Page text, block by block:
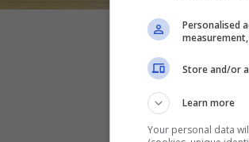
Personalised
Store and/or
Learn more
Your personal data